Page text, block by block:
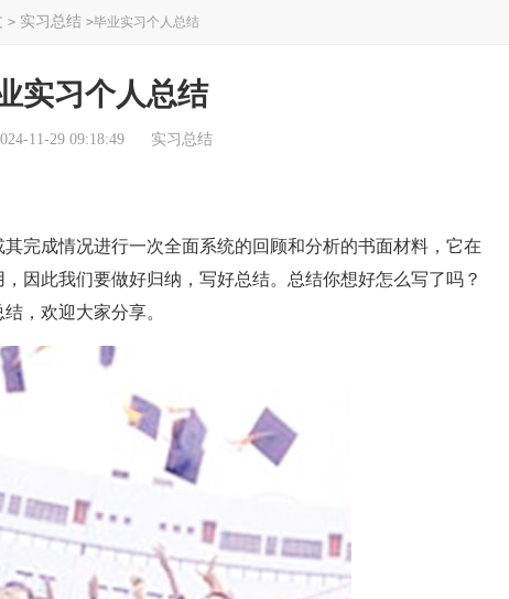
> 实习总结 >毕业实习个人总结
实习个人总结
11-29 09:18:49 实习总结
成情况进行一次全面系统的回顾和分析的书面材料，它在
因此我们要做好归纳，写好总结。总结你想好怎么写了吗？
，欢迎大家分享。